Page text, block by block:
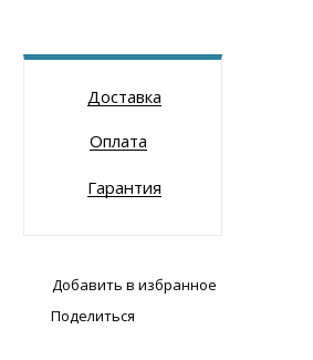
Доставка
Оплата
Гарантия
Добавить в избранное
Поделиться